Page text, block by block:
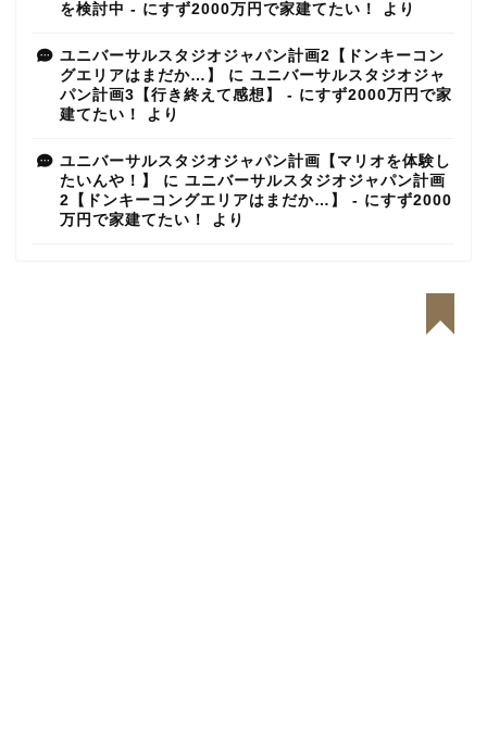
を検討中 - にすず2000万円で家建てたい！
より
ユニバーサルスタジオジャパン計画2【ドンキーコン
グエリアはまだか…】
に ユニバーサルスタジオジャ
パン計画3【行き終えて感想】 - にすず2000万円で家
建てたい！
より
ユニバーサルスタジオジャパン計画【マリオを体験し
たいんや！】
に ユニバーサルスタジオジャパン計画
2【ドンキーコングエリアはまだか…】 - にすず2000
万円で家建てたい！
より